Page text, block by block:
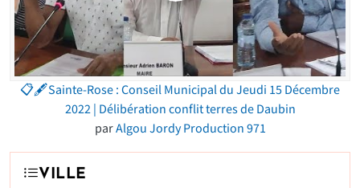
📋🖋Sainte-Rose : Conseil Municipal du Jeudi 15 Décembre
2022 | Délibération conflit terres de Daubin
parAlgou Jordy Production 971
VILLE